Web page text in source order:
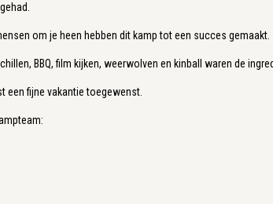
om je heen hebben dit kamp tot een succes gemaakt.
BBQ, film kijken, weerwolven en kinball waren de
fijne vakantie toegewenst.